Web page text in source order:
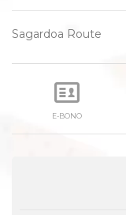
Sagardoa Route
E-BONO